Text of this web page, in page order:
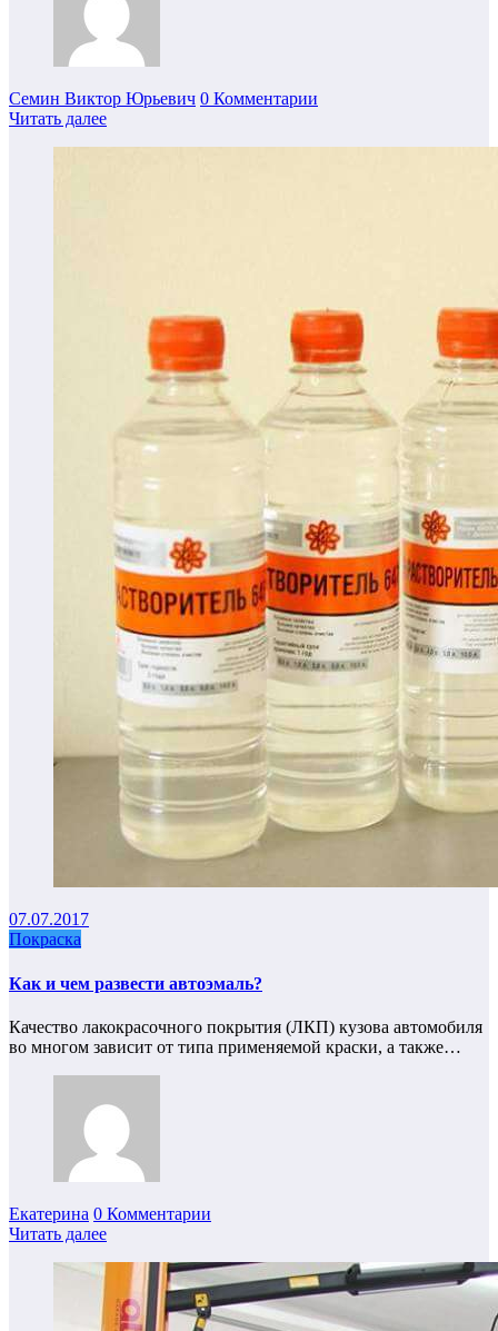
Семин Виктор Юрьевич 0 Комментарии
Читать далее
07.07.2017
Покраска
Как и чем развести автоэмаль?
Качество лакокрасочного покрытия (ЛКП) кузова автомобиля
во многом зависит от типа применяемой краски, а также…
Екатерина 0 Комментарии
Читать далее